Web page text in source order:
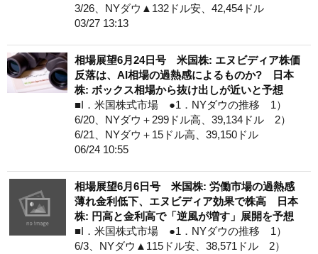
3/26、NYダウ▲132ドル安、42,454ドル
03/27 13:13
相場展望6月24日号 米国株: エヌビディア株価
反落は、AI相場の過熱感によるものか? 日本
株: ボックス相場から抜け出しが近いと予想
■I．米国株式市場 ●1．NYダウの推移 1）
6/20、NYダウ＋299ドル高、39,134ドル 2）
6/21、NYダウ＋15ドル高、39,150ドル
06/24 10:55
相場展望6月6日号 米国株: 労働市場の過熱感
薄れ金利低下、エヌビディア効果で株高 日本
株: 円高と金利高で「逆風が増す」展開を予想
■I．米国株式市場 ●1．NYダウの推移 1）
6/3、NYダウ▲115ドル安、38,571ドル 2）